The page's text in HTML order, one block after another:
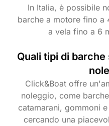
In Italia, è possibile
barche a motore fino a
a vela fino a 6
Quali tipi di
Click&Boat offre
noleggio, come
catamarani, gommoni
cercando una